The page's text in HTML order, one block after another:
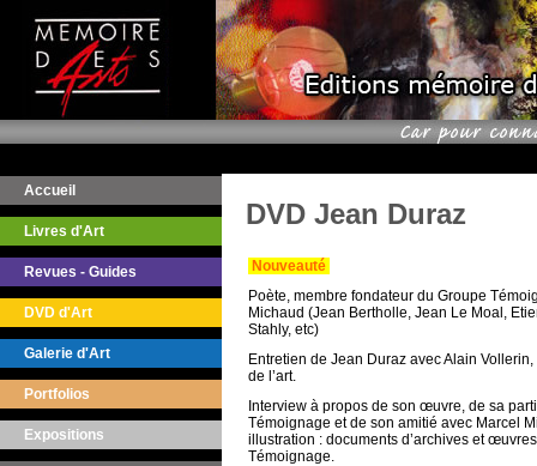
Accueil
Livres d'Art
Revues - Guides
DVD d'Art
Galerie d'Art
Portfolios
Expositions
DVD Jean Duraz
Nouveauté
Poète, membre fondateur du Groupe
Michaud (Jean Bertholle, Jean Le Moal,
Stahly, etc)
Entretien de Jean Duraz avec Alain
de l’art.
Interview à propos de son œuvre, de sa
Témoignage et de son amitié avec Marcel
illustration : documents d’archives et
Témoignage.